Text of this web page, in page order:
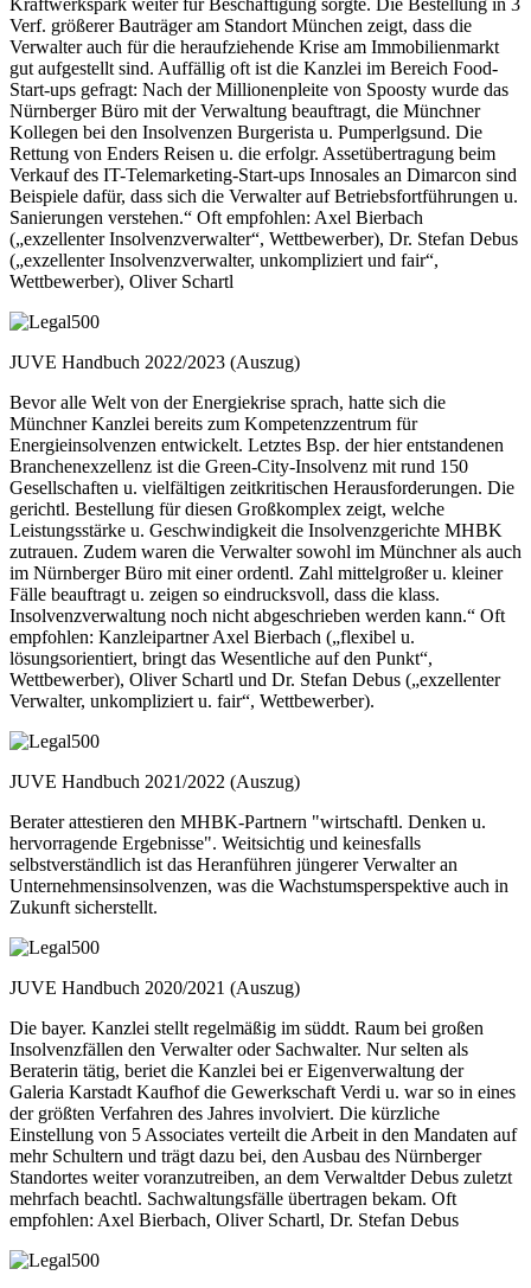
Kraftwerkspark weiter für Beschäftigung sorgte. Die Bestellung in 3
Verf. größerer Bauträger am Standort München zeigt, dass die
Verwalter auch für die heraufziehende Krise am Immobilienmarkt
gut aufgestellt sind. Auffällig oft ist die Kanzlei im Bereich Food-
Start-ups gefragt: Nach der Millionenpleite von Spoosty wurde das
Nürnberger Büro mit der Verwaltung beauftragt, die Münchner
Kollegen bei den Insolvenzen Burgerista u. Pumperlgsund. Die
Rettung von Enders Reisen u. die erfolgr. Assetübertragung beim
Verkauf des IT-Telemarketing-Start-ups Innosales an Dimarcon sind
Beispiele dafür, dass sich die Verwalter auf Betriebsfortführungen u.
Sanierungen verstehen.“ Oft empfohlen: Axel Bierbach
(„exzellenter Insolvenzverwalter“, Wettbewerber), Dr. Stefan Debus
(„exzellenter Insolvenzverwalter, unkompliziert und fair“,
Wettbewerber), Oliver Schartl
JUVE Handbuch 2022/2023 (Auszug)
Bevor alle Welt von der Energiekrise sprach, hatte sich die
Münchner Kanzlei bereits zum Kompetenzzentrum für
Energieinsolvenzen entwickelt. Letztes Bsp. der hier entstandenen
Branchenexzellenz ist die Green-City-Insolvenz mit rund 150
Gesellschaften u. vielfältigen zeitkritischen Herausforderungen. Die
gerichtl. Bestellung für diesen Großkomplex zeigt, welche
Leistungsstärke u. Geschwindigkeit die Insolvenzgerichte MHBK
zutrauen. Zudem waren die Verwalter sowohl im Münchner als auch
im Nürnberger Büro mit einer ordentl. Zahl mittelgroßer u. kleiner
Fälle beauftragt u. zeigen so eindrucksvoll, dass die klass.
Insolvenzverwaltung noch nicht abgeschrieben werden kann.“ Oft
empfohlen: Kanzleipartner Axel Bierbach („flexibel u.
lösungsorientiert, bringt das Wesentliche auf den Punkt“,
Wettbewerber), Oliver Schartl und Dr. Stefan Debus („exzellenter
Verwalter, unkompliziert u. fair“, Wettbewerber).
JUVE Handbuch 2021/2022 (Auszug)
Berater attestieren den MHBK-Partnern "wirtschaftl. Denken u.
hervorragende Ergebnisse". Weitsichtig und keinesfalls
selbstverständlich ist das Heranführen jüngerer Verwalter an
Unternehmensinsolvenzen, was die Wachstumsperspektive auch in
Zukunft sicherstellt.
JUVE Handbuch 2020/2021 (Auszug)
Die bayer. Kanzlei stellt regelmäßig im süddt. Raum bei großen
Insolvenzfällen den Verwalter oder Sachwalter. Nur selten als
Beraterin tätig, beriet die Kanzlei bei er Eigenverwaltung der
Galeria Karstadt Kaufhof die Gewerkschaft Verdi u. war so in eines
der größten Verfahren des Jahres involviert. Die kürzliche
Einstellung von 5 Associates verteilt die Arbeit in den Mandaten auf
mehr Schultern und trägt dazu bei, den Ausbau des Nürnberger
Standortes weiter voranzutreiben, an dem Verwaltder Debus zuletzt
mehrfach beachtl. Sachwaltungsfälle übertragen bekam. Oft
empfohlen: Axel Bierbach, Oliver Schartl, Dr. Stefan Debus